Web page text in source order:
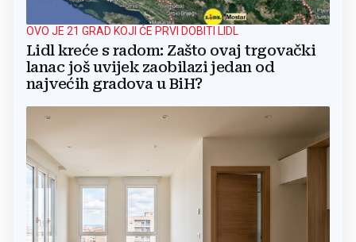
OVO JE 21 GRAD KOJI ĆE PRVI DOBITI LIDL
Lidl kreće s radom: Zašto ovaj trgovački
lanac još uvijek zaobilazi jedan od
najvećih gradova u BiH?